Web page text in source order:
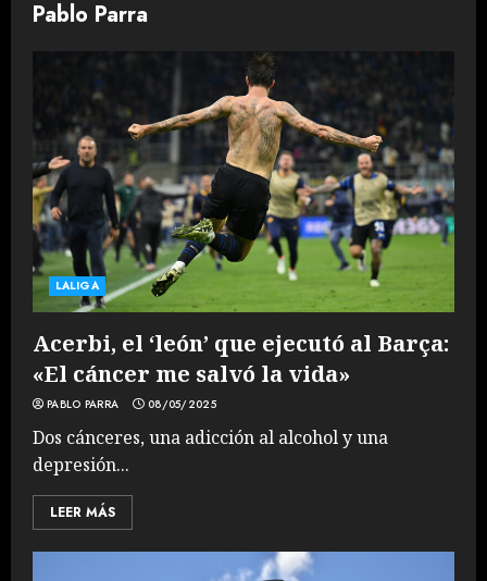
Pablo Parra
LALIGA
Acerbi, el ‘león’ que ejecutó al Barça:
«El cáncer me salvó la vida»
PABLO PARRA 08/05/2025
Dos cánceres, una adicción al alcohol y una
depresión...
LEER MÁS